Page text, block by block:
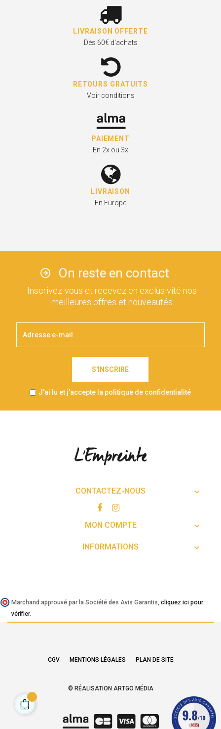
LIVRAISON OFFERTE
Dès 60€ d'achats
RETOURS GRATUITS
Voir conditions
PAIEMENT
En 2x ou 3x
LIVRAISON
En Europe
On reste en contact
Inscrivez-vous et recevez en exclusivité nos
meilleures offres et nouveautés
S'INSCRIRE
J'ai lu et j'accepte la politique de confidentialité
CONTACTEZ-NOUS 
MON COMPTE 
INFORMATIONS 
Marchand approuvé par la Société des Avis Garantis, cliquez ici pour
vérifier.
CGV MENTIONS LÉGALES PLAN DE SITE
© RÉALISATION ARTGO MÉDIA